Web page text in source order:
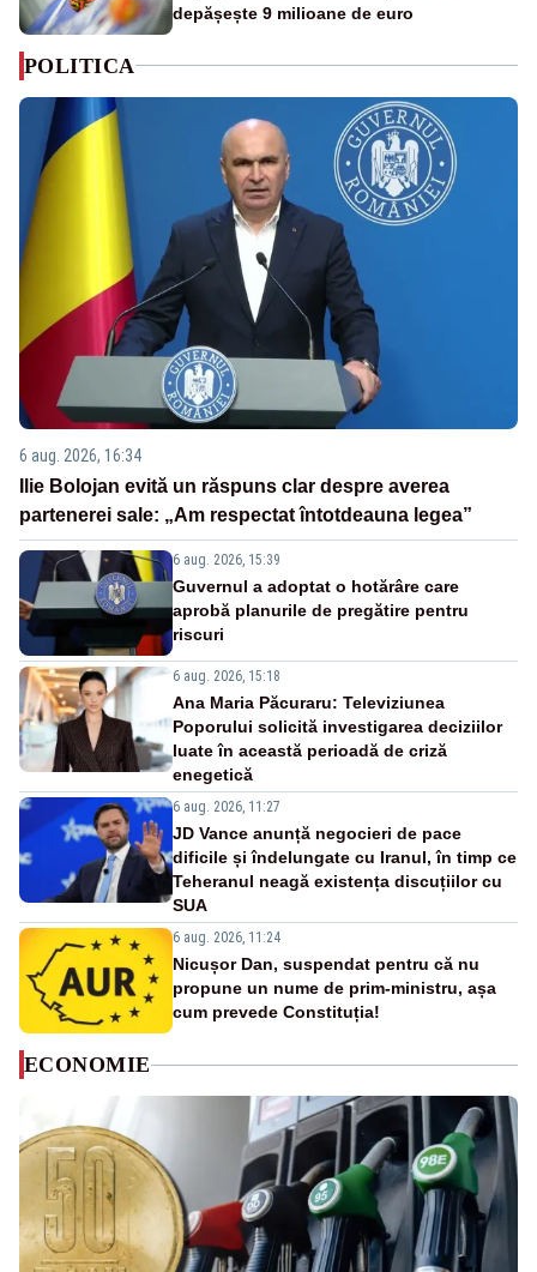
depășește 9 milioane de euro
POLITICA
6 aug. 2026, 16:34
Ilie Bolojan evită un răspuns clar despre averea
partenerei sale: „Am respectat întotdeauna legea”
6 aug. 2026, 15:39
Guvernul a adoptat o hotărâre care
aprobă planurile de pregătire pentru
riscuri
6 aug. 2026, 15:18
Ana Maria Păcuraru: Televiziunea
Poporului solicită investigarea deciziilor
luate în această perioadă de criză
enegetică
6 aug. 2026, 11:27
JD Vance anunță negocieri de pace
dificile și îndelungate cu Iranul, în timp ce
Teheranul neagă existența discuțiilor cu
SUA
6 aug. 2026, 11:24
Nicușor Dan, suspendat pentru că nu
propune un nume de prim-ministru, așa
cum prevede Constituția!
ECONOMIE